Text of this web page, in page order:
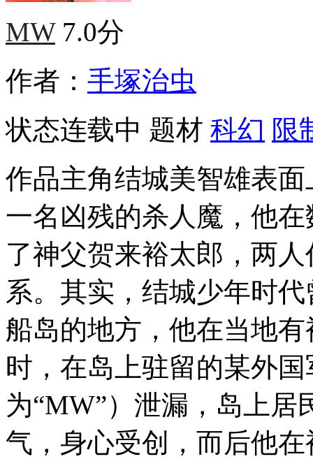
MW 7.0分
作者： 手塚治虫
状态连载中 题材 科幻 限
作品主角结城美智雄表
一名凶残的杀人魔，他
了神父贺来裕太郎，两
系。其实，结城少年时
船岛的地方，他在当地
时，在岛上驻留的某外
为“MW”）泄漏，岛上
气，身心受创，而后他